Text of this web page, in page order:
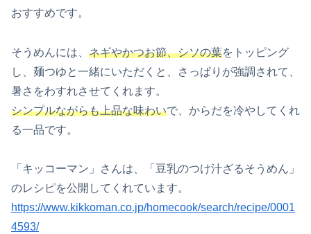
おすすめです。
そうめんには、 ネギやかつお節、シソの葉をトッピング
し、麺つゆと一緒にいただくと、さっぱりが強調されて、
暑さをわすれさせてくれます。
シンプルながらも上品な味わいで、からだを冷やしてくれ
る一品です。
「キッコーマン」さんは、「豆乳のつけ汁ざるそうめん」
のレシピを公開してくれています。
https://www.kikkoman.co.jp/homecook/search/recipe/0001
4593/